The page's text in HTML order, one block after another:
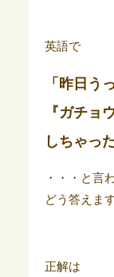
英語で
「昨日う
『ガチョ
しちゃっ
・・・と言
どう答えま
正解は